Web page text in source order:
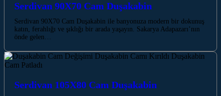
Serdivan 90X70 Cam Duşakabin
Serdivan 90X70 Cam Duşakabin ile banyonuza modern bir dokunuş
katın, ferahlığı ve şıklığı bir arada yaşayın. Sakarya Adapazarı’nın
önde gelen…
Serdivan 105X80 Cam Duşakabin